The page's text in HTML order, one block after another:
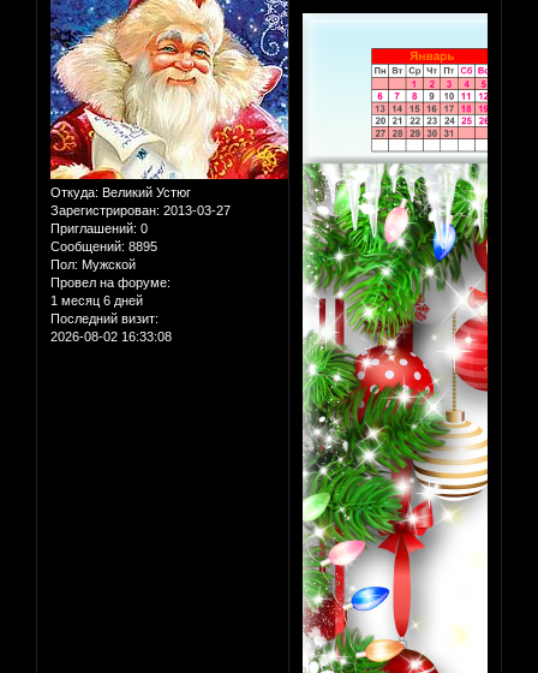
Откуда: Великий Устюг
Зарегистрирован: 2013-03-27
Приглашений: 0
Сообщений: 8895
Пол: Мужской
Провел на форуме:
1 месяц 6 дней
Последний визит:
2026-08-02 16:33:08